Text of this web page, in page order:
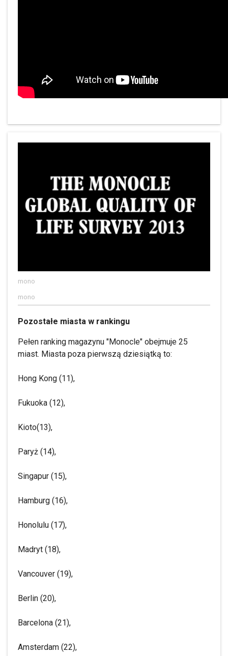
mono
mono
Pozostałe miasta w rankingu
Pełen ranking magazynu "Monocle" obejmuje 25
miast. Miasta poza pierwszą dziesiątką to:
Hong Kong (11),
Fukuoka (12),
Kioto(13),
Paryż (14),
Singapur (15),
Hamburg (16),
Honolulu (17),
Madryt (18),
Vancouver (19),
Berlin (20),
Barcelona (21),
Amsterdam (22),